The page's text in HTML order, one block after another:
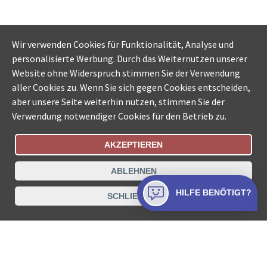
Bestellungsstatus Ämtersuche der Schweiz
Datenschutz Impressum Nutzungsbestimmungen
Kontakt
Wir verwenden Cookies für Funktionalität, Analyse und
personalisierte Werbung. Durch das Weiternutzen unserer
Website ohne Widerspruch stimmen Sie der Verwendung
aller Cookies zu. Wenn Sie sich gegen Cookies entscheiden,
aber unsere Seite weiterhin nutzen, stimmen Sie der
Verwendung notwendiger Cookies für den Betrieb zu.
AKZEPTIEREN
ABLEHNEN
SCHLIESSEN HILFE BENÖTIGT?